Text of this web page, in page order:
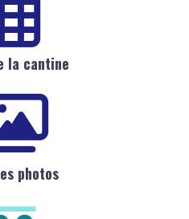
la cantine
photos